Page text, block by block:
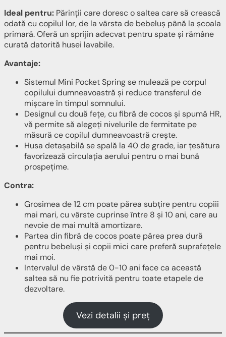
Ideal pentru: Părinții care doresc o saltea care să crească
odată cu copilul lor, de la vârsta de bebeluș până la școala
primară. Oferă un sprijin adecvat pentru spate și rămâne
curată datorită husei lavabile.
Avantaje:
Sistemul Mini Pocket Spring se mulează pe corpul
copilului dumneavoastră și reduce transferul de
mișcare în timpul somnului.
Designul cu două fețe, cu fibră de cocos și spumă HR,
vă permite să alegeți nivelurile de fermitate pe
măsură ce copilul dumneavoastră crește.
Husa detașabilă se spală la 40 de grade, iar țesătura
favorizează circulația aerului pentru o mai bună
prospețime.
Contra:
Grosimea de 12 cm poate părea subțire pentru copiii
mai mari, cu vârste cuprinse între 8 și 10 ani, care au
nevoie de mai multă amortizare.
Partea din fibră de cocos poate părea prea dură
pentru bebeluși și copii mici care preferă suprafețele
mai moi.
Intervalul de vârstă de 0-10 ani face ca această
saltea să nu fie potrivită pentru toate etapele de
dezvoltare.
Vezi detalii și preț